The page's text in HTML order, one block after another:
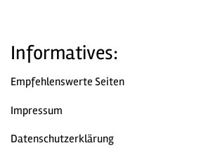
Informatives:
Empfehlenswerte Seiten
Impressum
Datenschutzerklärung